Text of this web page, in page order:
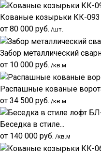
Кованые козырьки КК-093
от 80 000 руб. /шт.
Забор металлический
от 10 000 руб. /кв.м
Распашные кованые
от 34 500 руб. /кв.м
Беседка в стиле...
от 140 000 руб. /кв.м